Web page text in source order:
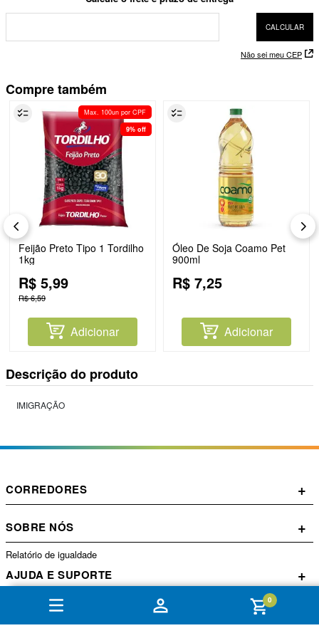
0
Não sei meu CEP
Compre também
Max. 100un por CPF
9% off
Feijão Preto Tipo 1 Tordilho
1kg
R$ 5,99
R$6,59
Adicionar
Óleo De Soja Coamo Pet
900ml
R$ 7,25
Adicionar
Descrição do produto
IMIGRAÇÃO
CORREDORES +
SOBRE NÓS +
Relatório de igualdade
AJUDA E SUPORTE +